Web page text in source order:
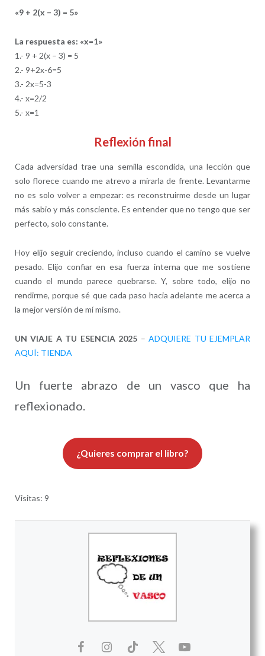
«9 + 2(x – 3) = 5»
La respuesta es: «x=1»
1.- 9 + 2(x – 3) = 5
2.- 9+2x-6=5
3.- 2x=5-3
4.- x=2/2
5.- x=1
Reflexión final
Cada adversidad trae una semilla escondida, una lección que
solo florece cuando me atrevo a mirarla de frente. Levantarme
no es solo volver a empezar: es reconstruirme desde un lugar
más sabio y más consciente. Es entender que no tengo que ser
perfecto, solo constante.
Hoy elijo seguir creciendo, incluso cuando el camino se vuelve
pesado. Elijo confiar en esa fuerza interna que me sostiene
cuando el mundo parece quebrarse. Y, sobre todo, elijo no
rendirme, porque sé que cada paso hacia adelante me acerca a
la mejor versión de mí mismo.
UN VIAJE A TU ESENCIA 2025 –ADQUIERE TU EJEMPLAR
AQUÍ: TIENDA
Un fuerte abrazo de un vasco que ha
reflexionado.
¿Quieres comprar el libro?
Visitas: 9